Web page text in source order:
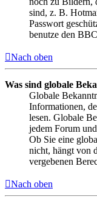
sind, z. B.
Passwort
benutze den
Nach oben
Was sind globale
Globale
Informationen,
lesen. Globale
jedem Forum
Ob Sie eine
nicht, hängt von
vergebenen
Nach oben